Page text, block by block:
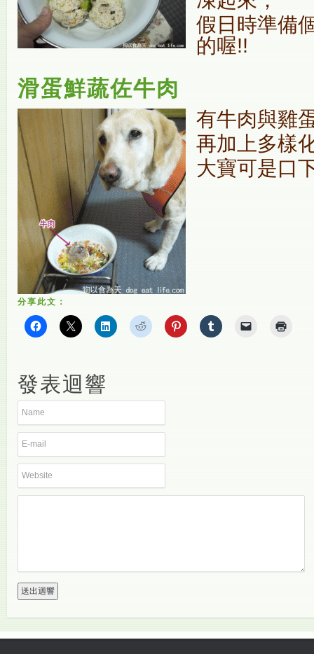
假日時準備
的喔!!
滑蛋鮮蔬佐牛肉
有牛肉與雞
再加上多樣
大寶可是口
分享此文：
發表迴響